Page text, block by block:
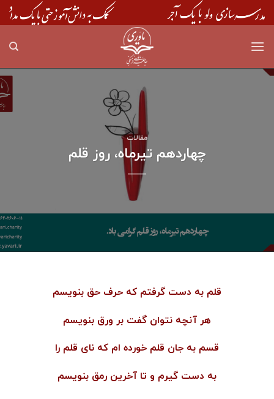
Skip
to
مقالات
چهاردهم تیرماه، روز قلم
قلم به دست گرفتم که حرف حق بنویسم
هر آنچه نتوان گفت بر ورق بنویسم
قسم به جان قلم خورده ام که نای قلم را
به دست گیرم و تا آخرین رمق بنویسم